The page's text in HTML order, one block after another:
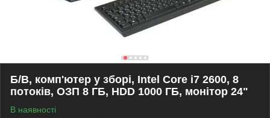
Б/В, комп'ютер у зборі, Intel Core i7 2600, 8
потоків, ОЗП 8 ГБ, HDD 1000 ГБ, монітор 24"
В наявності